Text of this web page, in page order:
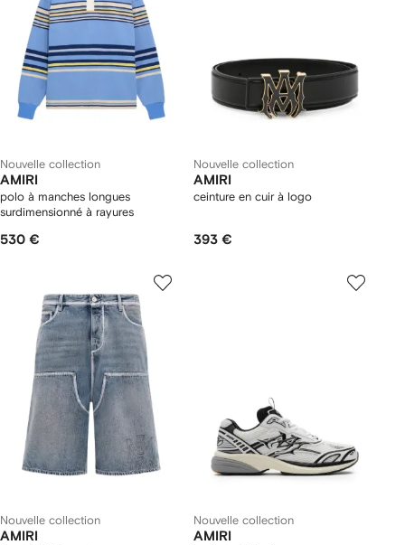
Nouvelle collection
AMIRI
polo à manches longues
surdimensionné à rayures
530 €
Nouvelle collection
AMIRI
ceinture en cuir à logo
393 €
Nouvelle collection
AMIRI
Nouvelle collection
AMIRI